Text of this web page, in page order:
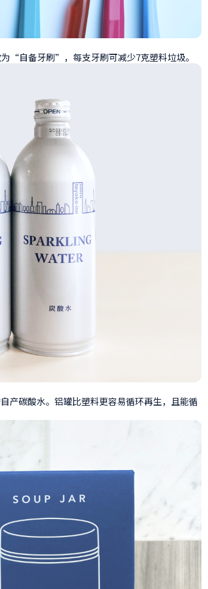
自备牙刷”，每支牙刷可减少7克塑料垃圾。
产碳酸水。铝罐比塑料更容易循环再生，且能循